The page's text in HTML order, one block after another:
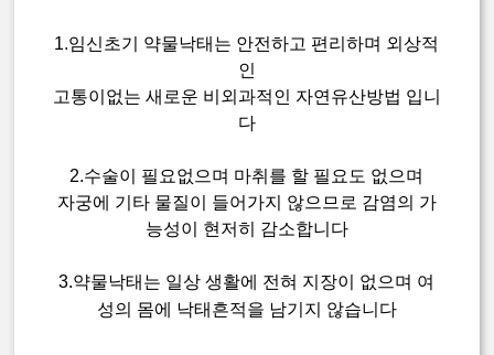
1.임신초기 약물낙태는 안전하고 편리하며 외상적
인
고통이없는 새로운 비외과적인 자연유산방법 입니
다
2.수술이 필요없으며 마취를 할 필요도 없으며
자궁에 기타 물질이 들어가지 않으므로 감염의 가
능성이 현저히 감소합니다
3.약물낙태는 일상 생활에 전혀 지장이 없으며 여
성의 몸에 낙태흔적을 남기지 않습니다